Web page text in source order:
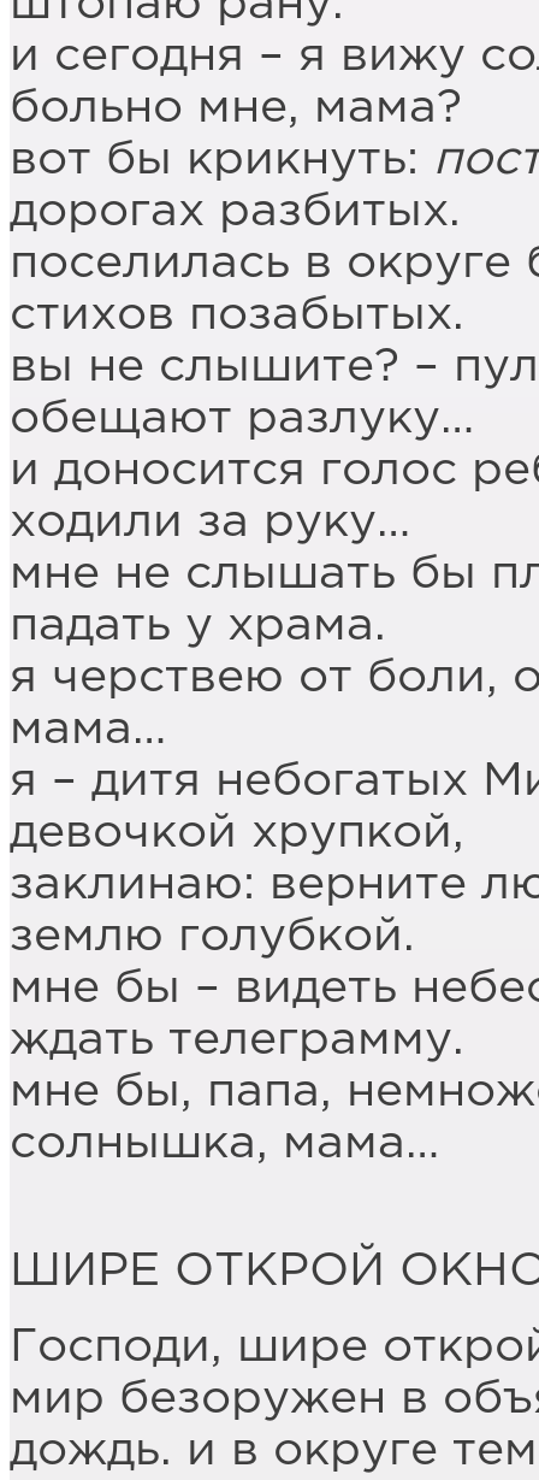
и сегодня – я вижу
больно мне, мама?
вот бы крикнуть:
дорогах разбитых.
поселилась в округе
стихов позабытых.
вы не слышите? –
обещают разлуку…
и доносится голос
ходили за руку…
мне не слышать бы
падать у храма.
я черствею от боли,
мама…
я – дитя небогатых
девочкой хрупкой,
заклинаю: верните
землю голубкой.
мне бы – видеть
ждать телеграмму.
мне бы, папа,
солнышка, мама…
ШИРЕ ОТКРОЙ
Господи, шире
мир безоружен в
дождь. и в округе